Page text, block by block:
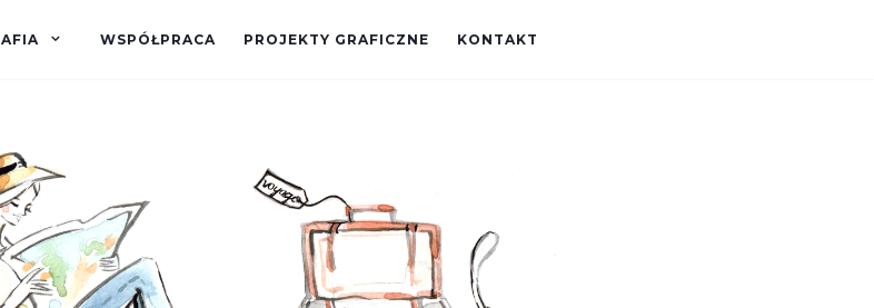
WSPÓŁPRACA PROJEKTY GRAFICZNE KONTAKT